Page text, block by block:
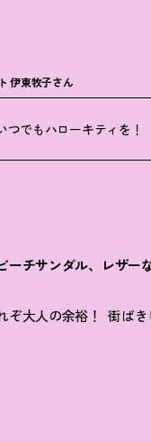
伊東牧子さん
つでもハローキティを ！
チサンダル、レザー
大人の余裕！
街ば